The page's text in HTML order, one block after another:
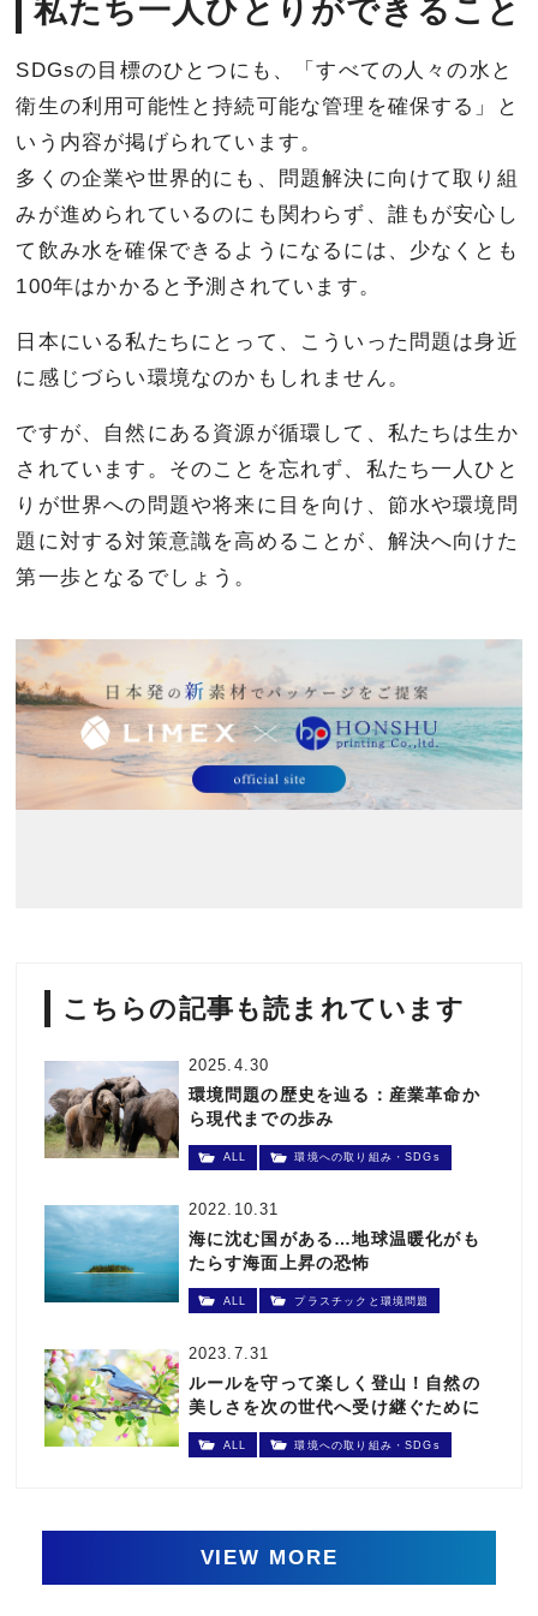
私たち一人ひとりができること
SDGsの目標のひとつにも、「すべての人々の水と
衛生の利用可能性と持続可能な管理を確保する」と
いう内容が掲げられています。
多くの企業や世界的にも、問題解決に向けて取り組
みが進められているのにも関わらず、誰もが安心し
て飲み水を確保できるようになるには、少なくとも
100年はかかると予測されています。
日本にいる私たちにとって、こういった問題は身近
に感じづらい環境なのかもしれません。
ですが、自然にある資源が循環して、私たちは生か
されています。そのことを忘れず、私たち一人ひと
りが世界への問題や将来に目を向け、節水や環境問
題に対する対策意識を高めることが、解決へ向けた
第一歩となるでしょう。
こちらの記事も読まれています
2025.4.30
環境問題の歴史を辿る：産業革命か
ら現代までの歩み
ALL 環境への取り組み・SDGs
2022.10.31
海に沈む国がある…地球温暖化がも
たらす海面上昇の恐怖
ALL プラスチックと環境問題
2023.7.31
ルールを守って楽しく登山！自然の
美しさを次の世代へ受け継ぐために
ALL 環境への取り組み・SDGs
VIEW MORE